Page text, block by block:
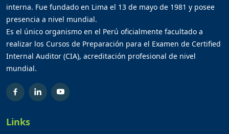
interna. Fue fundado en Lima el 13 de mayo de 1981 y posee
presencia a nivel mundial.
Es el único organismo en el Perú oficialmente facultado a
realizar los Cursos de Preparación para el Examen de Certified
Internal Auditor (CIA), acreditación profesional de nivel
mundial.
Links